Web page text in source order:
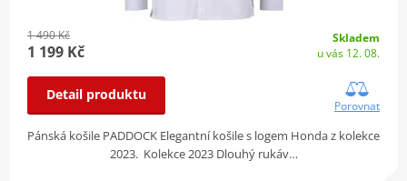
1 490 Kč
1 199 Kč
Skladem
u vás 12. 08.
Detail produktu
Porovnat
Pánská košile PADDOCK Elegantní košile s logem Honda z kolekce
2023. Kolekce 2023 Dlouhý rukáv…